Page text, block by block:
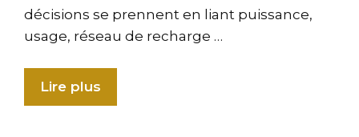
décisions se prennent en liant puissance,
usage, réseau de recharge …
Lire plus